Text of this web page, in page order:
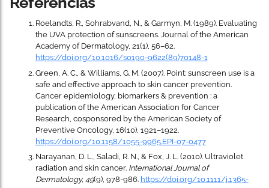
Roelandts, R., Sohrabvand, N., & Garmyn, M. (1989). Evaluating
the UVA protection of sunscreens. Journal of the American
Academy of Dermatology, 21(1), 56–62.
https://doi.org/10.1016/s0190-9622(89)70148-1
Green, A. C., & Williams, G. M. (2007). Point: sunscreen use is a
safe and effective approach to skin cancer prevention.
Cancer epidemiology, biomarkers & prevention : a
publication of the American Association for Cancer
Research, cosponsored by the American Society of
Preventive Oncology, 16(10), 1921–1922.
https://doi.org/10.1158/1055-9965.EPI-07-0477
Narayanan, D. L., Saladi, R. N., & Fox, J. L. (2010). Ultraviolet
radiation and skin cancer. International Journal of
Dermatology, 49(9), 978-986. https://doi.org/10.1111/j.1365-